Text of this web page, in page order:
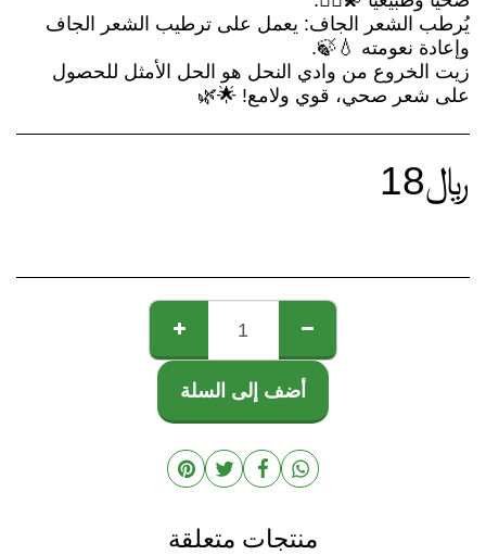
يُرطب الشعر الجاف: يعمل على ترطيب الشعر الجاف
زيت الخروع من وادي النحل هو الحل الأمثل للحصول
على شعر صحي، قوي ولامع! 🌟🌿
﷼18
أضف إلى السلة
منتجات متعلقة